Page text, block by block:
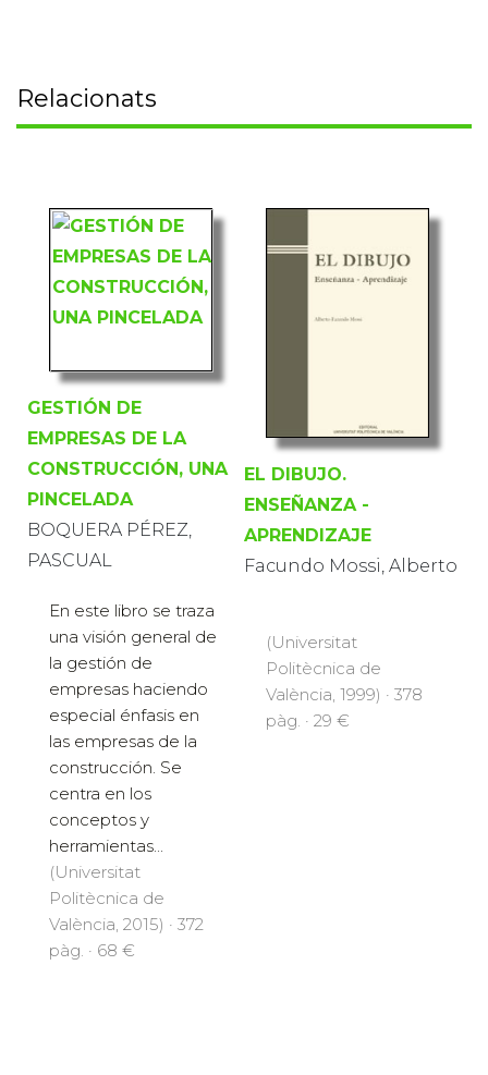
Relacionats
GESTIÓN DE
EMPRESAS DE LA
CONSTRUCCIÓN, UNA
PINCELADA
BOQUERA PÉREZ,
PASCUAL
En este libro se traza
una visión general de
la gestión de
empresas haciendo
especial énfasis en
las empresas de la
construcción. Se
centra en los
conceptos y
herramientas...
(Universitat
Politècnica de
València, 2015) · 372
pàg. · 68 €
EL DIBUJO.
ENSEÑANZA -
APRENDIZAJE
Facundo Mossi, Alberto
(Universitat
Politècnica de
València, 1999) · 378
pàg. · 29 €